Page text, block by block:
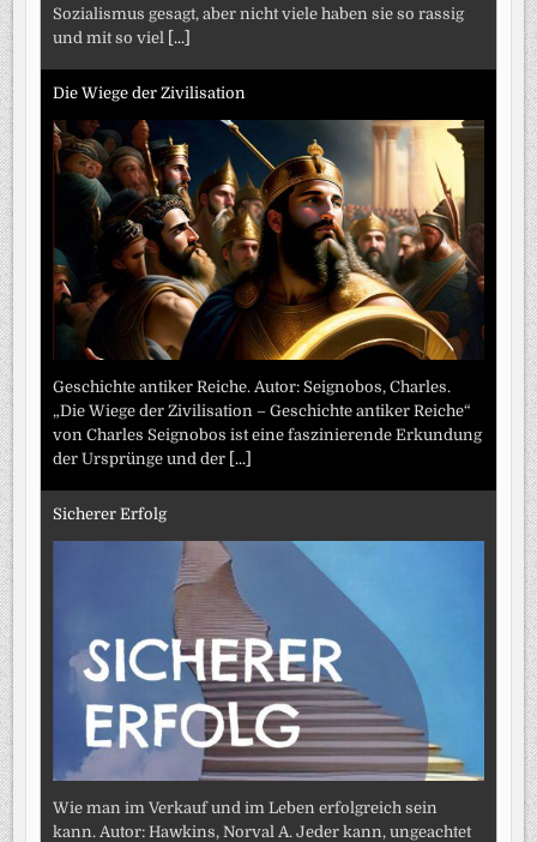
Sozialismus gesagt, aber nicht viele haben sie so rassig
und mit so viel [...]
Die Wiege der Zivilisation
Geschichte antiker Reiche. Autor: Seignobos, Charles.
„Die Wiege der Zivilisation – Geschichte antiker Reiche“
von Charles Seignobos ist eine faszinierende Erkundung
der Ursprünge und der [...]
Sicherer Erfolg
Wie man im Verkauf und im Leben erfolgreich sein
kann. Autor: Hawkins, Norval A. Jeder kann, ungeachtet